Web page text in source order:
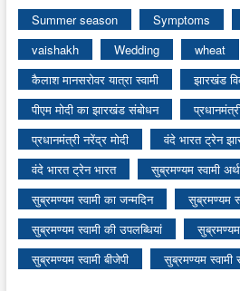
Summer season
Symptoms
vaishakh
Wedding wheat
कैलाश मानसरोवर यात्रा स्वामी
झारखंड
पीएम मोदी का झारखंड संबोधन
प्रधानमंत्री नरेंद्र मोदी
वंदे भारत ट्रेन
वंदे भारत ट्रेन भारत
सुब्रमण्यम स्वामी
सुब्रमण्यम स्वामी का जन्मदिन
सुब्रमण्यम
सुब्रमण्यम स्वामी की उपलब्धियां
सुब्रमण्यम
सुब्रमण्यम स्वामी बीजेपी
सुब्रमण्यम स्वामी